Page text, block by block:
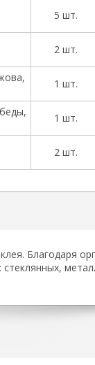
5 шт.
2 шт.
1 шт.
1 шт.
2 шт.
Благодаря